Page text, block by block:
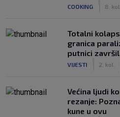
COOKING 8. kol.
Totalni
granica
putnici
VIJESTI 2. kol.
Većina ljudi
rezanje:
kune u ovu